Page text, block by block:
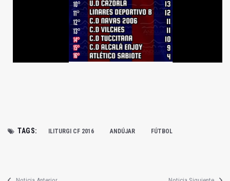
TAGS: ILITURGI CF 2016 ANDÚJAR FÚTBOL